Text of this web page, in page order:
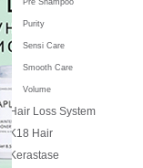
Purity
Sensi Care
Smooth Care
Volume
Hair Loss System
K18 Hair
Kerastase